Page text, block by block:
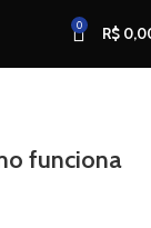
0 R$
funciona